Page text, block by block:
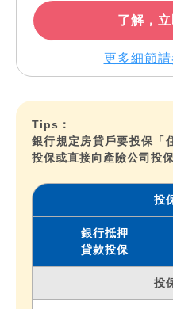
了解，
更多細節
Tips：
銀行規定房貸戶要投保「
投保或直接向產險公司投
投
銀行抵押
貸款投保
投